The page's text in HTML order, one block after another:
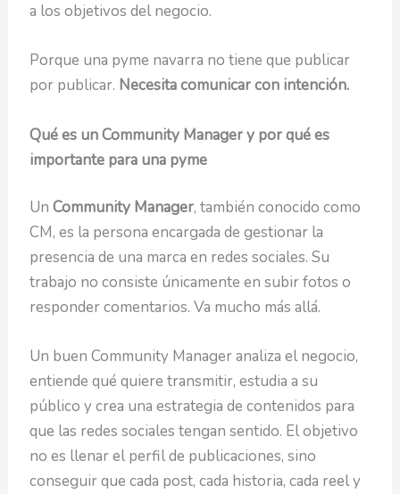
a los objetivos del negocio.
Porque una pyme navarra no tiene que publicar
por publicar. Necesita comunicar con intención.
Qué es un Community Manager y por qué es
importante para una pyme
UnCommunity Manager, también conocido como
CM, es la persona encargada de gestionar la
presencia de una marca en redes sociales. Su
trabajo no consiste únicamente en subir fotos o
responder comentarios. Va mucho más allá.
Un buen Community Manager analiza el negocio,
entiende qué quiere transmitir, estudia a su
público y crea una estrategia de contenidos para
que las redes sociales tengan sentido. El objetivo
no es llenar el perfil de publicaciones, sino
conseguir que cada post, cada historia, cada reel y